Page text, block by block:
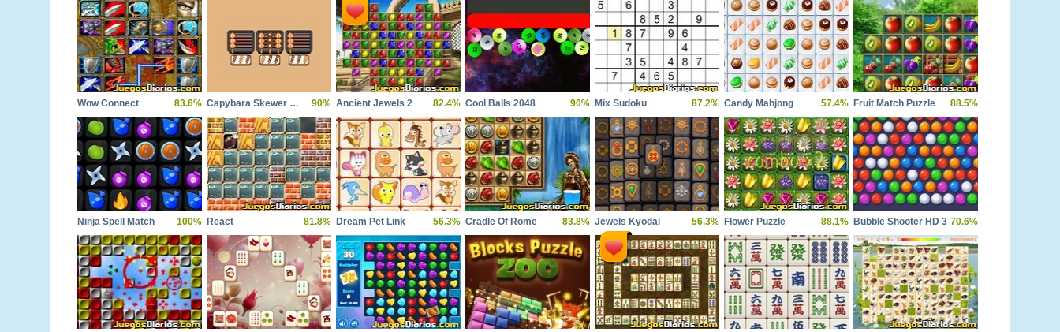
Wow Connect 83.6% Capybara Skewer Match 90% Ancient Jewels 2 82.4% Cool Balls 2048 90% Mix Sudoku 87.2% Candy Mahjong 57.4% Fruit Match Puzzle 88.5%
Ninja Spell Match 100% React 81.8% Dream Pet Link 56.3% Cradle Of Rome 83.8% Jewels Kyodai 56.3% Flower Puzzle 88.1% Bubble Shooter HD 3 70.6%